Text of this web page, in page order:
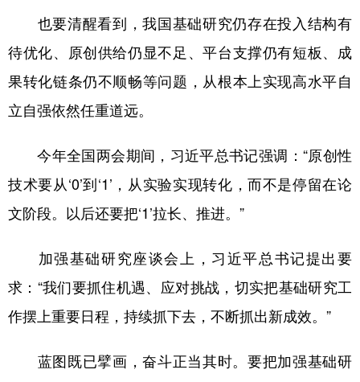
也要清醒看到，我国基础研究仍存在投入结构有
待优化、原创供给仍显不足、平台支撑仍有短板、成
果转化链条仍不顺畅等问题，从根本上实现高水平自
立自强依然任重道远。
今年全国两会期间，习近平总书记强调：“原创性
技术要从‘0’到‘1’，从实验实现转化，而不是停留在论
文阶段。以后还要把‘1’拉长、推进。”
加强基础研究座谈会上，习近平总书记提出要
求：“我们要抓住机遇、应对挑战，切实把基础研究工
作摆上重要日程，持续抓下去，不断抓出新成效。”
蓝图既已擘画，奋斗正当其时。要把加强基础研